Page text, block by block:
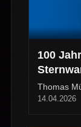
100
Thomas
14.04.2026